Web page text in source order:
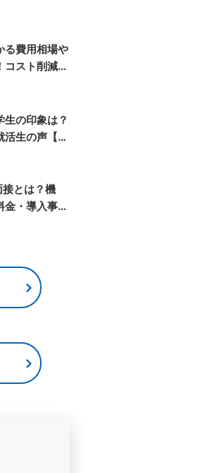
る費用相場や
スト削減方
生の印象は？
生の声【イ
接とは？機
・導入事例